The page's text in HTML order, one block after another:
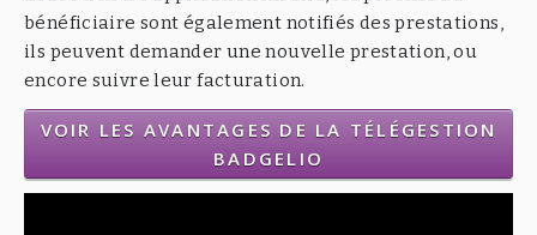
bénéficiaire sont également notifiés des prestations,
ils peuvent demander une nouvelle prestation, ou
encore suivre leur facturation.
VOIR LES AVANTAGES DE LA TÉLÉGESTION
BADGELIO